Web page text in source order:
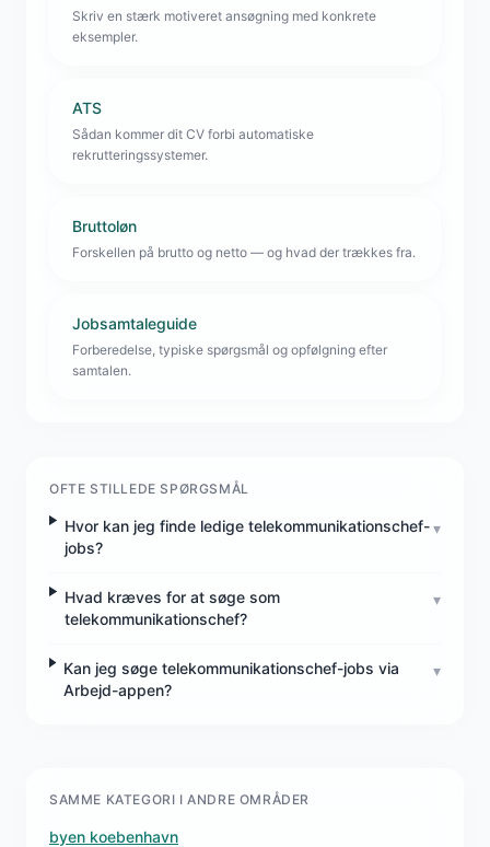
Skriv en stærk motiveret ansøgning med konkrete
eksempler.
ATS
Sådan kommer dit CV forbi automatiske
rekrutteringssystemer.
Bruttoløn
Forskellen på brutto og netto — og hvad der trækkes fra.
Jobsamtaleguide
Forberedelse, typiske spørgsmål og opfølgning efter
samtalen.
OFTE STILLEDE SPØRGSMÅL
Hvor kan jeg finde ledige telekommunikationschef-
jobs?
▾
Hvad kræves for at søge som
telekommunikationschef?
▾
Kan jeg søge telekommunikationschef-jobs via
Arbejd-appen?
▾
SAMME KATEGORI I ANDRE OMRÅDER
byen koebenhavn